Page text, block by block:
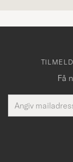
Få
mailadresse
skal
Tack
för